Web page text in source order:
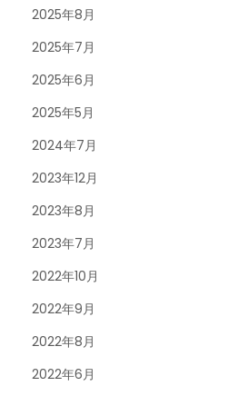
2025年8月
2025年7月
2025年6月
2025年5月
2024年7月
2023年12月
2023年8月
2023年7月
2022年10月
2022年9月
2022年8月
2022年6月